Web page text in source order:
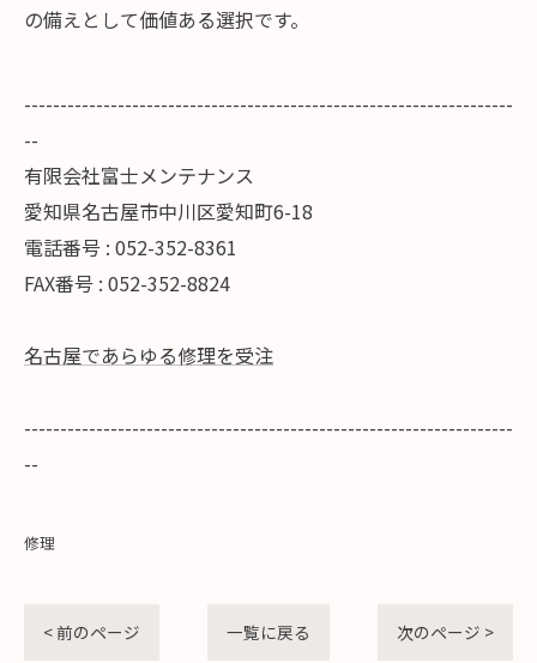
の備えとして価値ある選択です。
--------------------------------------------------------------------
--
有限会社富士メンテナンス
愛知県名古屋市中川区愛知町6-18
電話番号 : 052-352-8361
FAX番号 : 052-352-8824
名古屋であらゆる修理を受注
--------------------------------------------------------------------
--
修理
< 前のページ 一覧に戻る 次のページ >